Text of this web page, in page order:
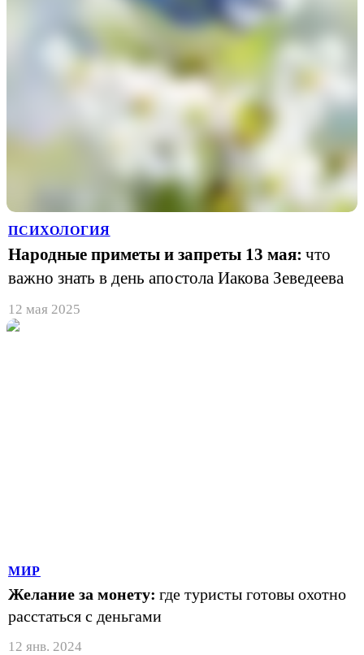
ПСИХОЛОГИЯ
Народные приметы и запреты 13 мая: что
важно знать в день апостола Иакова Зеведеева
12 мая 2025
МИР
Желание за монету: где туристы готовы охотно
расстаться с деньгами
12 янв. 2024